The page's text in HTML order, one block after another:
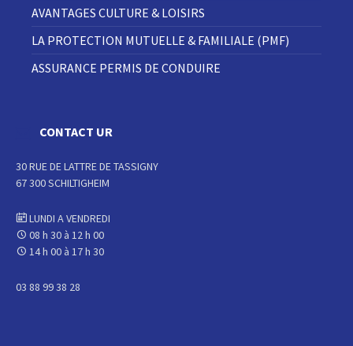
AVANTAGES CULTURE & LOISIRS
LA PROTECTION MUTUELLE & FAMILIALE (PMF)
ASSURANCE PERMIS DE CONDUIRE
CONTACT UR
30 RUE DE LATTRE DE TASSIGNY
67 300 SCHILTIGHEIM
LUNDI A VENDREDI
08 h 30 à 12 h 00
14 h 00 à 17 h 30
03 88 99 38 28